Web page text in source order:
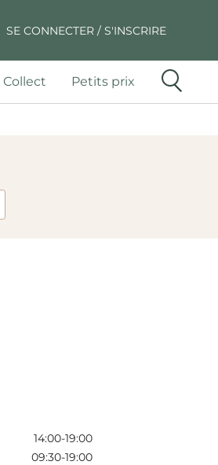
SE CONNECTER / S'INSCRIRE
Collect Petits prix
14:00-19:00
09:30-19:00